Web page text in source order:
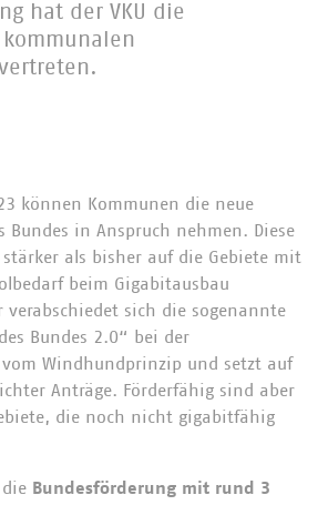
hat der VKU die
kommunalen
können Kommunen die neue
Bundes in Anspruch nehmen. Diese
als bisher auf die Gebiete mit
beim Gigabitausbau
verabschiedet sich die sogenannte
Bundes 2.0“ bei der
vom Windhundprinzip und setzt auf
Anträge. Förderfähig sind aber
die noch nicht gigabitfähig
Bundesförderung mit rund 3